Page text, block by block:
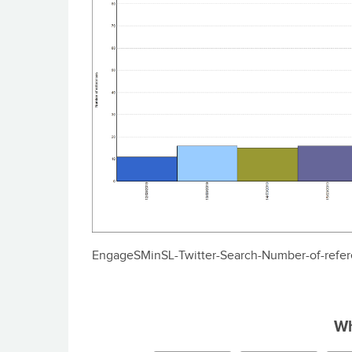
EngageSMinSL-Twitter-Search-Number-of-